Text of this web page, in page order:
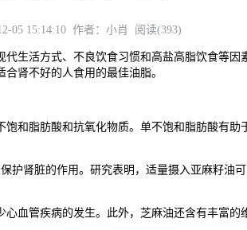
05 15:14:10 作者：小肖 阅读(393)
活方式、不良饮食习惯和高盐高脂饮食等因
肾不好的人食用的最佳油脂。
脂肪酸和抗氧化物质。单不饱和脂肪酸有助
脏的作用。研究表明，适量摄入亚麻籽油
管疾病的发生。此外，芝麻油还含有丰富的